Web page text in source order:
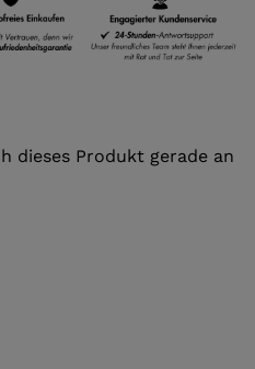
dieses Produkt gerade an